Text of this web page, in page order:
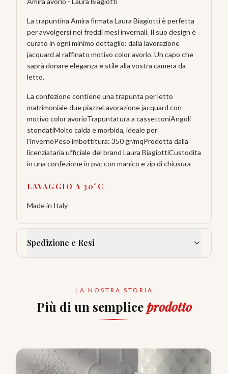
La trapuntina Amira firmata Laura Biagiotti è perfetta
per avvolgersi nei freddi mesi invernali. Il suo design è
curato in ogni minimo dettaglio: dalla lavorazione
jacquard al raffinato motivo color avorio. Un capo che
saprà donare eleganza e stile alla vostra camera da
letto.
La confezione contiene una trapunta per letto
matrimoniale due piazzeLavorazione jacquard con
motivo color avorioTrapuntatura a cassettoniAngoli
stondatiMolto calda e morbida, ideale per
l'invernoPeso imbottitura: 350 gr/mqProdotta dalla
licenziataria ufficiale del brand Laura BiagiottiCustodita
in una confezione in pvc con manico e zip di chiusura
LAVAGGIO A 30°C
Made in Italy
Spedizione e Resi
LA NOSTRA STORIA
Più di un sempliceprodotto